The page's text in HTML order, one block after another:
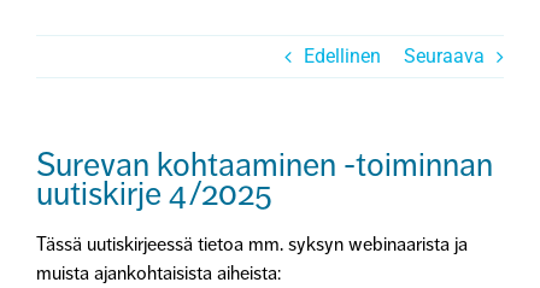
Edellinen Seuraava
Surevan kohtaaminen -toiminnan
uutiskirje 4/2025
Tässä uutiskirjeessä tietoa mm. syksyn webinaarista ja
muista ajankohtaisista aiheista: